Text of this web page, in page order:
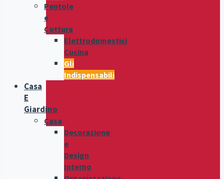
Pentole
e
Cottura
Elettrodomestici
Cucina
Gli
Indispensabili
Casa
E
Giardino
Casa
Decorazione
e
Design
Interno